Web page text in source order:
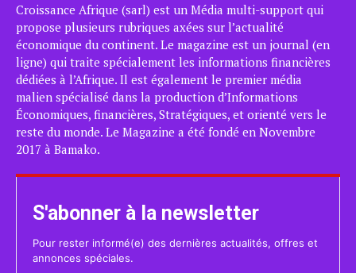
Croissance Afrique (sarl) est un Média multi-support qui
propose plusieurs rubriques axées sur l’actualité
économique du continent. Le magazine est un journal (en
ligne) qui traite spécialement les informations financières
dédiées à l’Afrique. Il est également le premier média
malien spécialisé dans la production d’Informations
Économiques, financières, Stratégiques, et orienté vers le
reste du monde. Le Magazine a été fondé en Novembre
2017 à Bamako.
S'abonner à la newsletter
Pour rester informé(e) des dernières actualités, offres et
annonces spéciales.